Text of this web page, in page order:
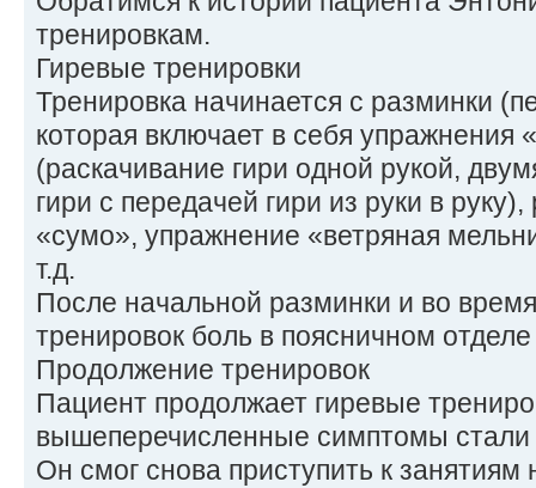
тренировкам.
Гиревые тренировки
Тренировка начинается с разминки
которая включает в себя упражнения
(раскачивание гири одной рукой,
гири с передачей гири из руки в
«сумо», упражнение «ветряная
т.д.
После начальной разминки и во
тренировок боль в поясничном
Продолжение тренировок
Пациент продолжает гиревые
вышеперечисленные симптомы стали
Он смог снова приступить к